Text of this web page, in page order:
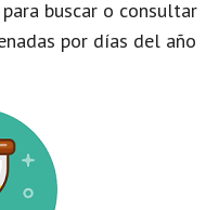
buscar o consultar
por días del año